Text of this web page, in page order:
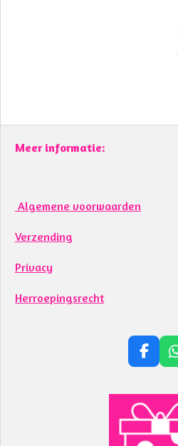
Meer informatie:
Algemene voorwaarden
Verzending
Privacy
Herroepingsrecht
F
a
e
b
o
s